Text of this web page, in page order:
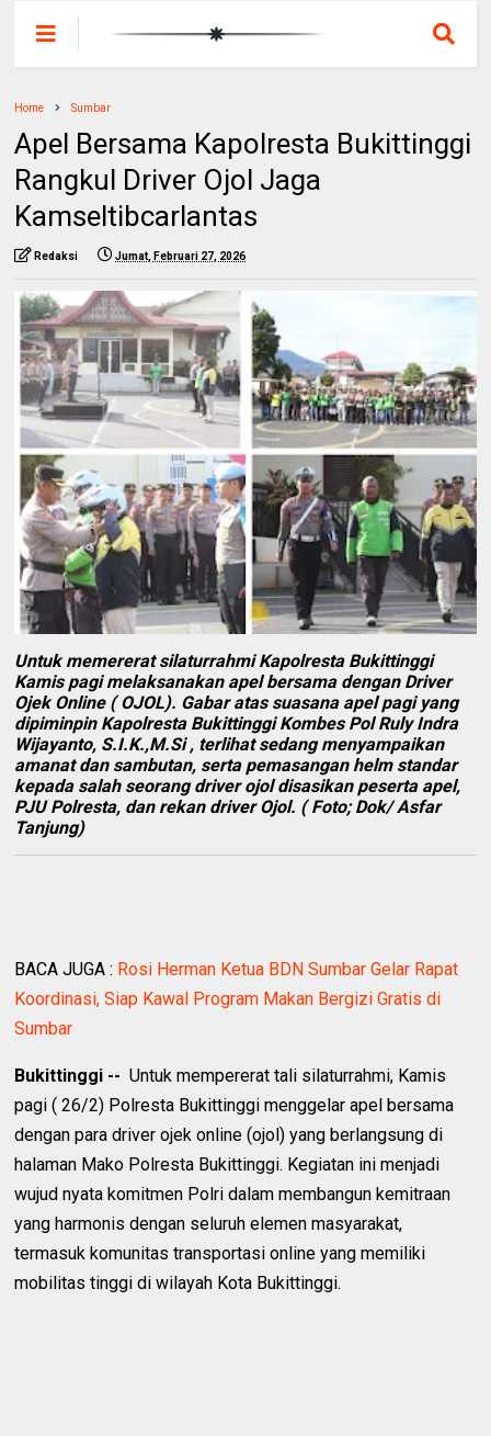
Home Sumbar
Apel Bersama Kapolresta Bukittinggi
Rangkul Driver Ojol Jaga
Kamseltibcarlantas
Redaksi Jumat, Februari 27, 2026
Untuk memererat silaturrahmi Kapolresta Bukittinggi
Kamis pagi melaksanakan apel bersama dengan Driver
Ojek Online ( OJOL). Gabar atas suasana apel pagi yang
dipiminpin Kapolresta Bukittinggi Kombes Pol Ruly Indra
Wijayanto, S.I.K.,M.Si , terlihat sedang menyampaikan
amanat dan sambutan, serta pemasangan helm standar
kepada salah seorang driver ojol disasikan peserta apel,
PJU Polresta, dan rekan driver Ojol. ( Foto; Dok/ Asfar
Tanjung)
BACA JUGA : Rosi Herman Ketua BDN Sumbar Gelar Rapat
Koordinasi, Siap Kawal Program Makan Bergizi Gratis di
Sumbar
Bukittinggi -- Untuk mempererat tali silaturrahmi, Kamis
pagi ( 26/2) Polresta Bukittinggi menggelar apel bersama
dengan para driver ojek online (ojol) yang berlangsung di
halaman Mako Polresta Bukittinggi. Kegiatan ini menjadi
wujud nyata komitmen Polri dalam membangun kemitraan
yang harmonis dengan seluruh elemen masyarakat,
termasuk komunitas transportasi online yang memiliki
mobilitas tinggi di wilayah Kota Bukittinggi.